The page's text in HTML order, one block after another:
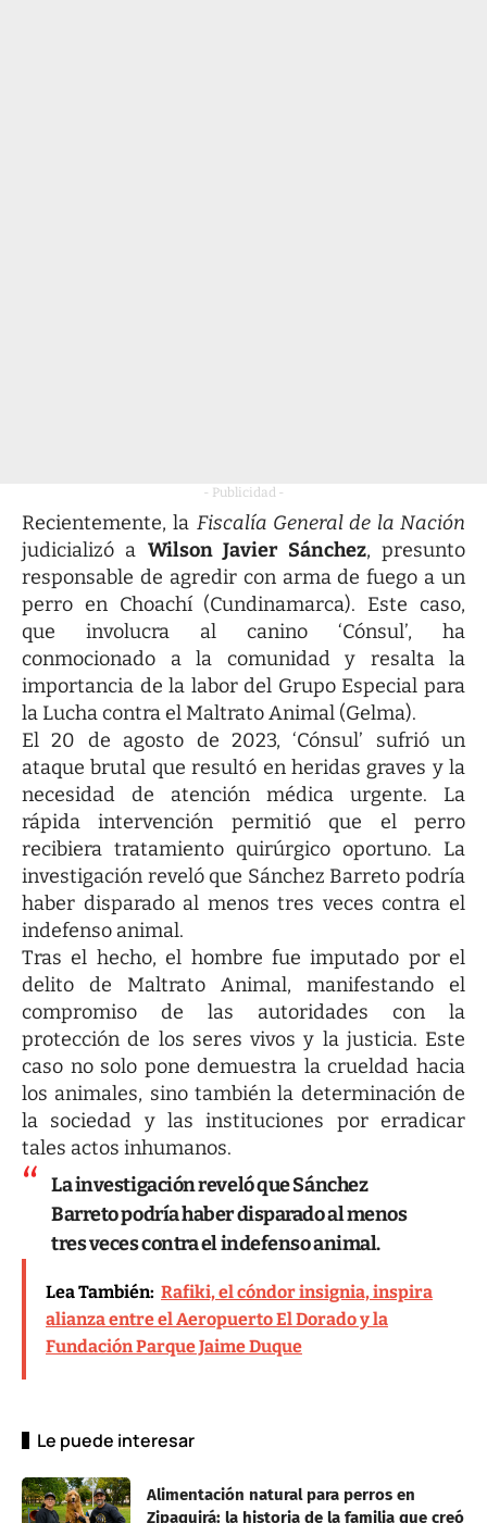
- Publicidad -
Recientemente, la Fiscalía General de la Nación
judicializó a Wilson Javier Sánchez, presunto
responsable de agredir con arma de fuego a un
perro en Choachí (Cundinamarca). Este caso,
que involucra al canino ‘Cónsul’, ha
conmocionado a la comunidad y resalta la
importancia de la labor del Grupo Especial para
la Lucha contra el Maltrato Animal (Gelma).
El 20 de agosto de 2023, ‘Cónsul’ sufrió un
ataque brutal que resultó en heridas graves y la
necesidad de atención médica urgente. La
rápida intervención permitió que el perro
recibiera tratamiento quirúrgico oportuno. La
investigación reveló que Sánchez Barreto podría
haber disparado al menos tres veces contra el
indefenso animal.
Tras el hecho, el hombre fue imputado por el
delito de Maltrato Animal, manifestando el
compromiso de las autoridades con la
protección de los seres vivos y la justicia. Este
caso no solo pone demuestra la crueldad hacia
los animales, sino también la determinación de
la sociedad y las instituciones por erradicar
tales actos inhumanos.
La investigación reveló que Sánchez
Barreto podría haber disparado al menos
tres veces contra el indefenso animal.
Lea También: Rafiki, el cóndor insignia, inspira
alianza entre el Aeropuerto El Dorado y la
Fundación Parque Jaime Duque
Le puede interesar
Alimentación natural para perros en
Zipaquirá: la historia de la familia que creó